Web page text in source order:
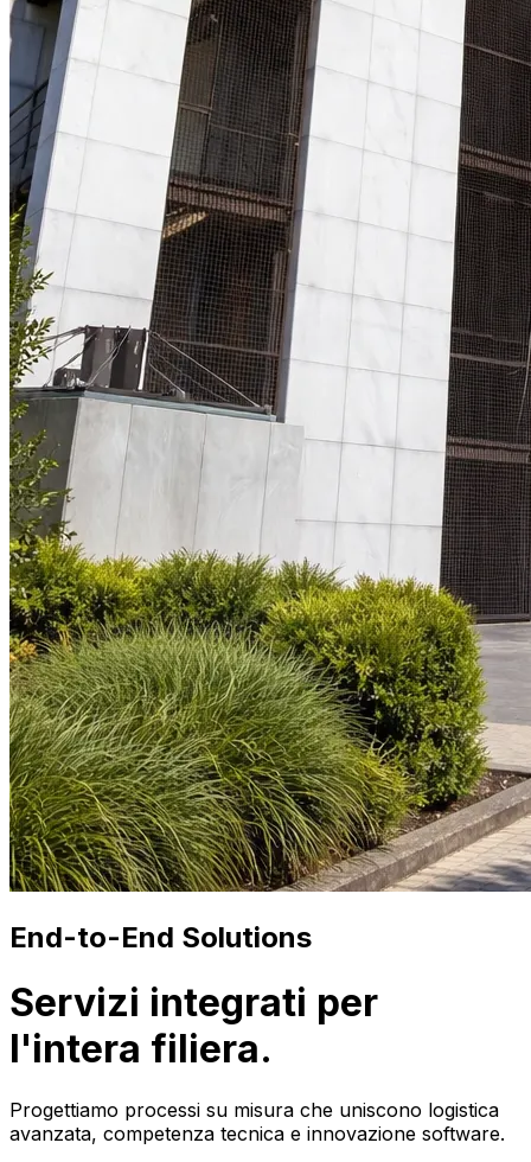
End-to-End Solutions
Servizi integrati per
l'intera filiera.
Progettiamo processi su misura che uniscono logistica
avanzata, competenza tecnica e innovazione software.